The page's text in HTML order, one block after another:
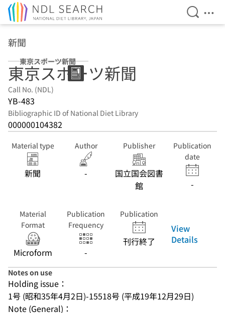
Open
新聞
東京スポーツ新聞
東京スポーツ新聞
Call No. (NDL)
YB-483
Bibliographic ID of National Diet Library
000000104382
Material type
新聞
Author
-
Publisher
国立国会図書
館
Publication
date
-
Material
Format
Microform
Publication
Frequency
-
Publication
刊行終了
View
Details
Notes on use
Holding issue：
1号 (昭和35年4月2日)-15518号 (平成19年12月29日)
Note (General)：